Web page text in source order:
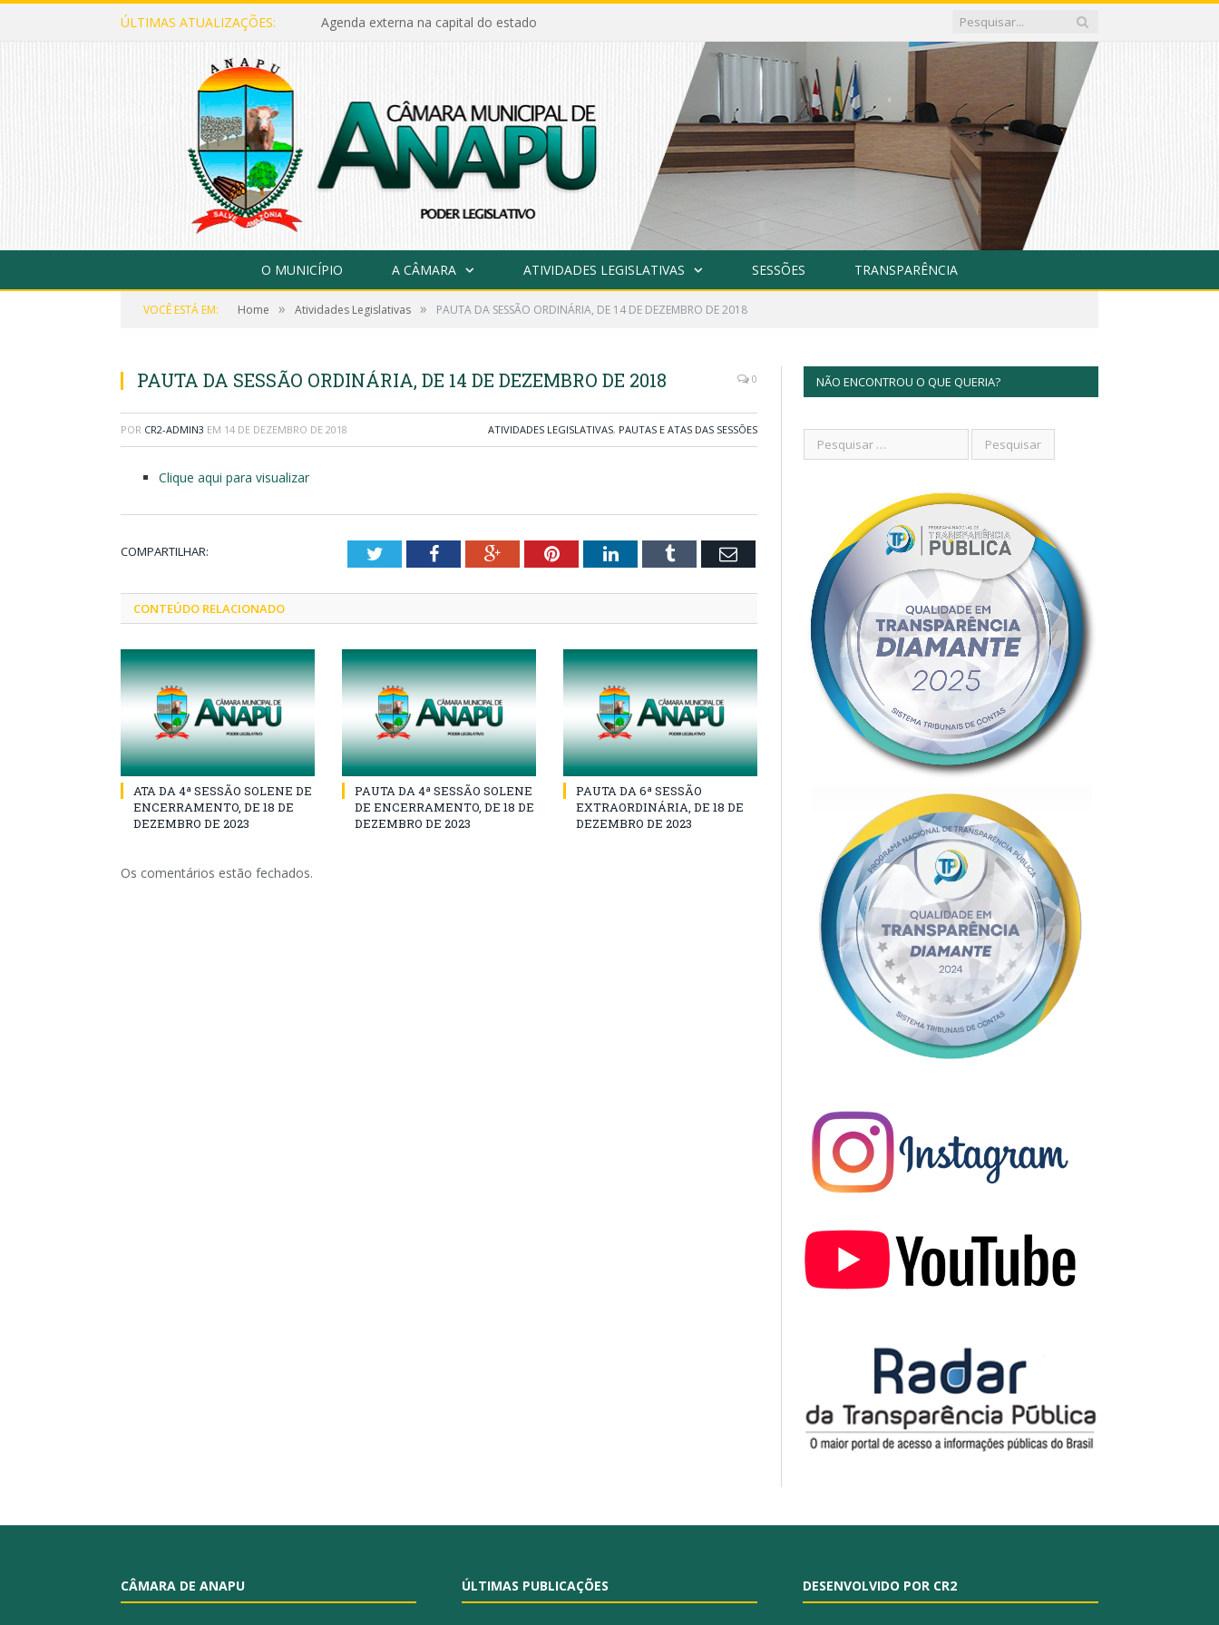
ÚLTIMAS ATUALIZAÇÕES: Agenda externa na capital do estado
O MUNICÍPIO A CÂMARA ATIVIDADES LEGISLATIVAS SESSÕES TRANSPARÊNCIA
VOCÊ ESTÁ EM: Home » Atividades Legislativas » PAUTA DA SESSÃO ORDINÁRIA, DE 14 DE DEZEMBRO DE 2018
PAUTA DA SESSÃO ORDINÁRIA, DE 14 DE DEZEMBRO DE 2018 0
POR CR2-ADMIN3 EM 14 DE DEZEMBRO DE 2018 ATIVIDADES LEGISLATIVAS, PAUTAS E ATAS DAS SESSÕES
Clique aqui para visualizar
COMPARTILHAR: TwitterFacebookGoogle+PinterestLinkedInTumblr Email
CONTEÚDO RELACIONADO
ATA DA 4ª SESSÃO SOLENE DE
ENCERRAMENTO, DE 18 DE
DEZEMBRO DE 2023
PAUTA DA 4ª SESSÃO SOLENE
DE ENCERRAMENTO, DE 18 DE
DEZEMBRO DE 2023
PAUTA DA 6ª SESSÃO
EXTRAORDINÁRIA, DE 18 DE
DEZEMBRO DE 2023
Os comentários estão fechados.
NÃO ENCONTROU O QUE QUERIA?
CÂMARA DE ANAPU ÚLTIMAS PUBLICAÇÕES DESENVOLVIDO POR CR2